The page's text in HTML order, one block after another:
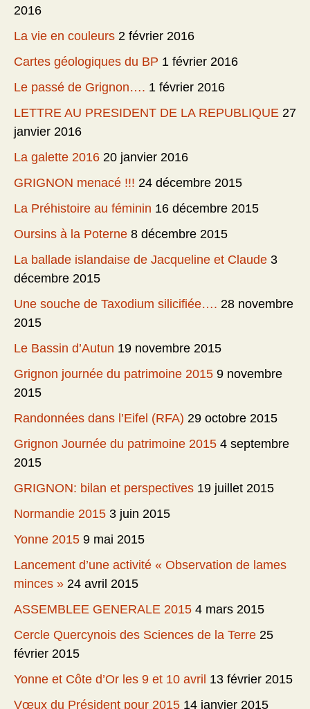
2016
La vie en couleurs 2 février 2016
Cartes géologiques du BP 1 février 2016
Le passé de Grignon…. 1 février 2016
LETTRE AU PRESIDENT DE LA REPUBLIQUE 27
janvier 2016
La galette 2016 20 janvier 2016
GRIGNON menacé !!! 24 décembre 2015
La Préhistoire au féminin 16 décembre 2015
Oursins à la Poterne 8 décembre 2015
La ballade islandaise de Jacqueline et Claude 3
décembre 2015
Une souche de Taxodium silicifiée…. 28 novembre
2015
Le Bassin d’Autun 19 novembre 2015
Grignon journée du patrimoine 2015 9 novembre
2015
Randonnées dans l’Eifel (RFA) 29 octobre 2015
Grignon Journée du patrimoine 2015 4 septembre
2015
GRIGNON: bilan et perspectives 19 juillet 2015
Normandie 2015 3 juin 2015
Yonne 2015 9 mai 2015
Lancement d’une activité « Observation de lames
minces » 24 avril 2015
ASSEMBLEE GENERALE 2015 4 mars 2015
Cercle Quercynois des Sciences de la Terre 25
février 2015
Yonne et Côte d’Or les 9 et 10 avril 13 février 2015
Vœux du Président pour 2015 14 janvier 2015